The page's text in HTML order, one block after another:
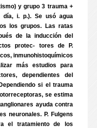
y grupo 3 trauma +
día, i. p.). Se usó agua
los grupos. Las ratas
de la inducción del
protec- tores de P.
inmunohistoquímicos
más estudios para
dependientes del
si el trauma
se estima
ayuda contra
neuronales. P. Fulgens
el tratamiento de los